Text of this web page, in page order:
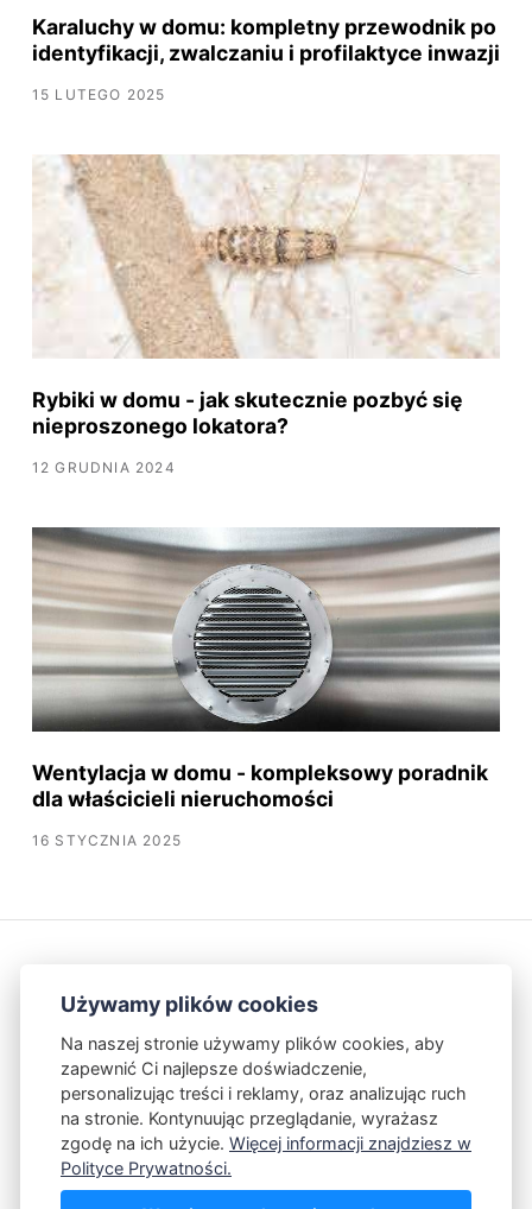
Karaluchy w domu: kompletny przewodnik po
identyfikacji, zwalczaniu i profilaktyce inwazji
15 LUTEGO 2025
Rybiki w domu - jak skutecznie pozbyć się
nieproszonego lokatora?
12 GRUDNIA 2024
Wentylacja w domu - kompleksowy poradnik
dla właścicieli nieruchomości
16 STYCZNIA 2025
Kontakt Polityka Prywatności
Powered by Publii
Używamy plików cookies
Na naszej stronie używamy plików cookies, aby
zapewnić Ci najlepsze doświadczenie,
personalizując treści i reklamy, oraz analizując ruch
na stronie. Kontynuując przeglądanie, wyrażasz
zgodę na ich użycie. Więcej informacji znajdziesz w
Polityce Prywatności.